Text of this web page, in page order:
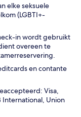
elke seksuele
(LGBTI+-
in wordt gebruikt
overeen te
en contante
Visa,
International, Union